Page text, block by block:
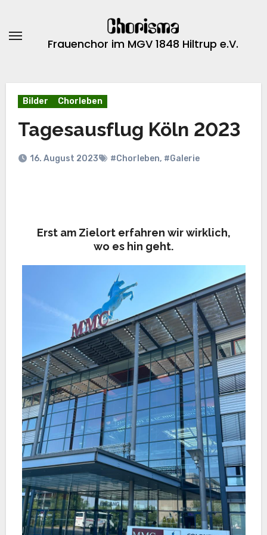
springen
Frauenchor im MGV 1848 Hiltrup e.V.
Bilder Chorleben
Tagesausflug Köln 2023
16. August 2023 #Chorleben, #Galerie
Erst am Zielort erfahren wir wirklich,
wo es hin geht.